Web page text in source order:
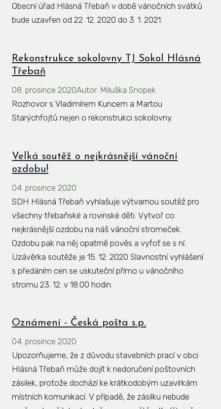
Obecní úřad Hlásná Třebaň v době vánočních svátků
bude uzavřen od 22. 12. 2020 do 3. 1. 2021.
Rekonstrukce sokolovny TJ Sokol Hlásná
Třebaň
08. prosince 2020Autor: Miluška Snopek
Rozhovor s Vladimírem Kuncem a Martou
Starýchfojtů nejen o rekonstrukci sokolovny.
Velká soutěž o nejkrásnější vánoční
ozdobu!
04. prosince 2020
SDH Hlásná Třebaň vyhlašuje výtvarnou soutěž pro
všechny třebaňské a rovinské děti. Vytvoř co
nejkrásnější ozdobu na náš vánoční stromeček.
Ozdobu pak na něj opatrně pověs a vyfoť se s ní.
Uzávěrka soutěže je 15. 12. 2020 Slavnostní vyhlášení
s předáním cen se uskuteční přímo u vánočního
stromu 23. 12. v 18.00 hodin.
Oznámení - Česká pošta s.p.
04. prosince 2020
Upozorňujeme, že z důvodu stavebních prací v obci
Hlásná Třebaň může dojít k nedoručení poštovních
zásilek, protože dochází ke krátkodobým uzavírkám
místních komunikací. V případě, že zásilku nebude